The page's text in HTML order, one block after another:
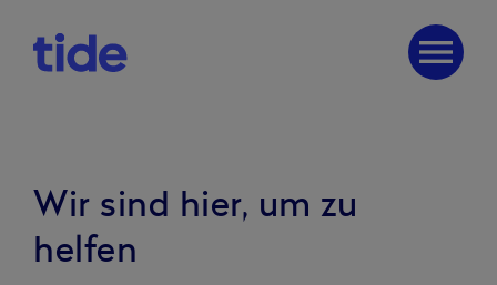
menu
Wir sind hier, um zu
helfen